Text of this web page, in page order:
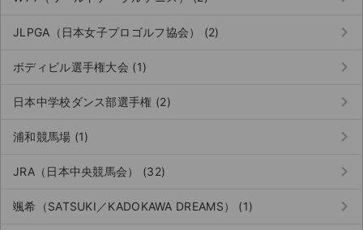
JLPGA（日本女子プロゴルフ協会） (2) keyboard_arrow_right
ボディビル選手権大会 (1) keyboard_arrow_right
日本中学校ダンス部選手権 (2) keyboard_arrow_right
浦和競馬場 (1) keyboard_arrow_right
JRA（日本中央競馬会） (32) keyboard_arrow_right
颯希（SATSUKI／KADOKAWA DREAMS） (1) keyboard_arrow_right